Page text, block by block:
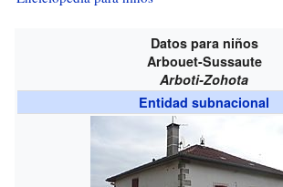
Datos para niños
Arbouet-Sussaute
Arboti-Zohota
Entidad subnacional